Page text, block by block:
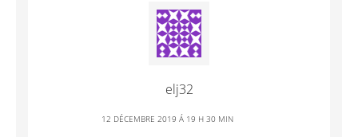
elj32
12 DÉCEMBRE 2019 Á 19 H 30 MIN